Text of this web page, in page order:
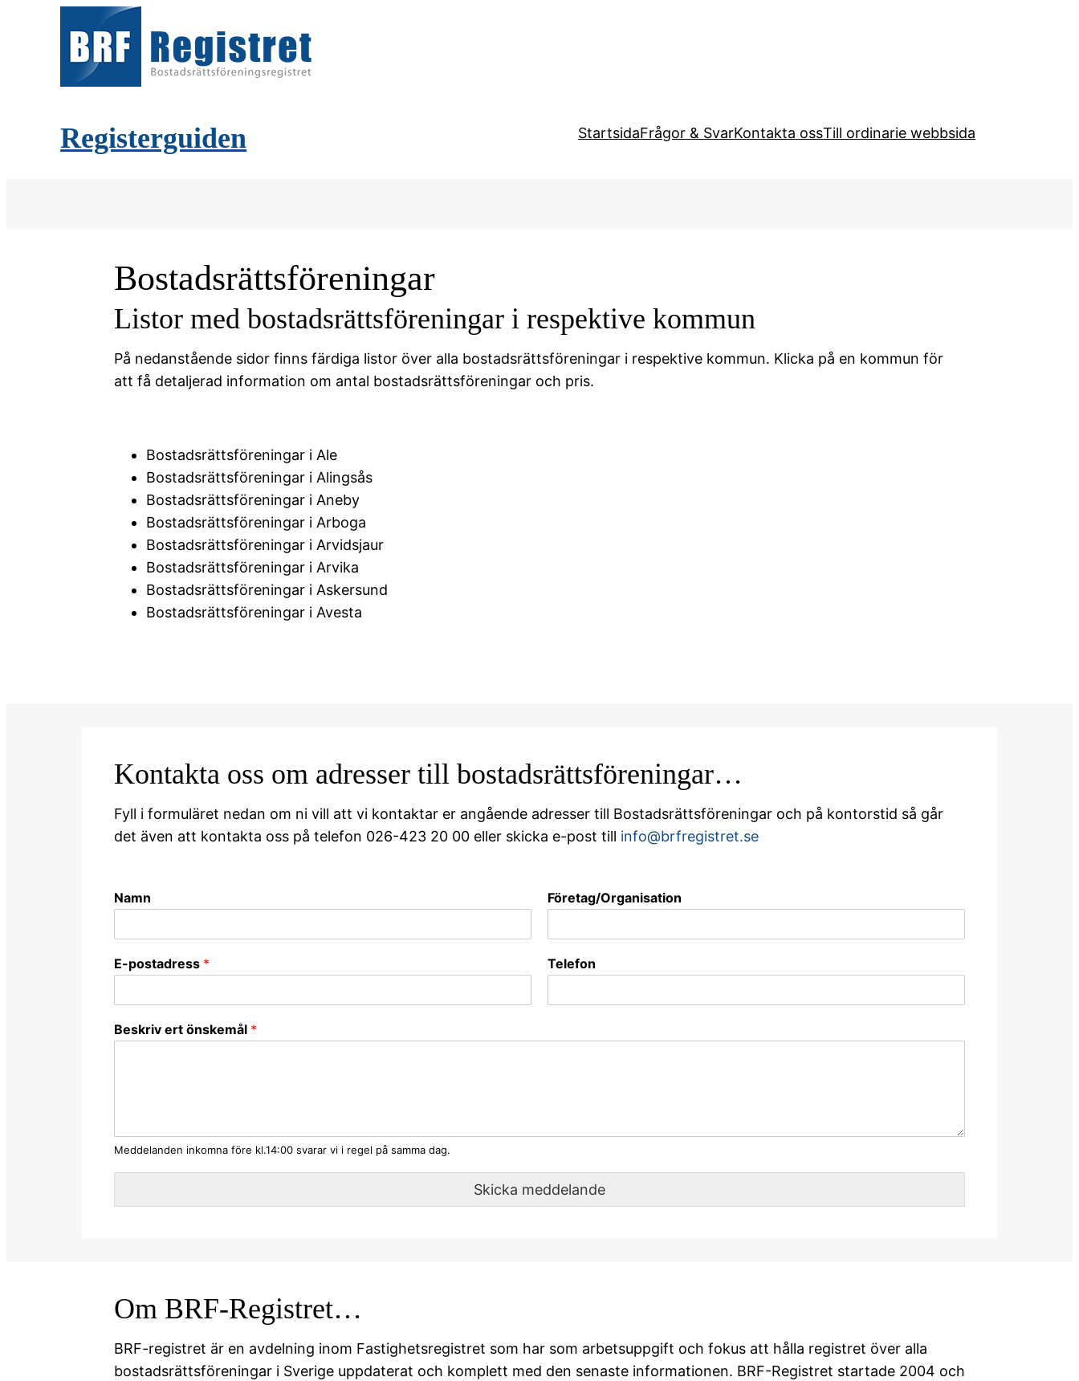
Registerguiden StartsidaFrågor & SvarKontakta ossTill ordinarie webbsida
Bostadsrättsföreningar
Listor med bostadsrättsföreningar i respektive kommun
På nedanstående sidor finns färdiga listor över alla bostadsrättsföreningar i respektive kommun. Klicka på en kommun för
att få detaljerad information om antal bostadsrättsföreningar och pris.
Bostadsrättsföreningar i Ale
Bostadsrättsföreningar i Alingsås
Bostadsrättsföreningar i Aneby
Bostadsrättsföreningar i Arboga
Bostadsrättsföreningar i Arvidsjaur
Bostadsrättsföreningar i Arvika
Bostadsrättsföreningar i Askersund
Bostadsrättsföreningar i Avesta
Kontakta oss om adresser till bostadsrättsföreningar…
Fyll i formuläret nedan om ni vill att vi kontaktar er angående adresser till Bostadsrättsföreningar och på kontorstid så går
det även att kontakta oss på telefon 026-423 20 00 eller skicka e-post till info@brfregistret.se
Namn Företag/Organisation
E-postadress * Telefon
Beskriv ert önskemål *
Meddelanden inkomna före kl.14:00 svarar vi i regel på samma dag.
Skicka meddelande
Om BRF-Registret…
BRF-registret är en avdelning inom Fastighetsregistret som har som arbetsuppgift och fokus att hålla registret över alla
bostadsrättsföreningar i Sverige uppdaterat och komplett med den senaste informationen. BRF-Registret startade 2004 och